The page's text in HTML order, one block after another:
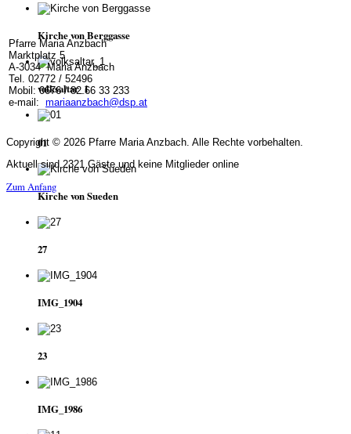
Kirche von Berggasse
volksaltar_1
01
Kirche von Sueden
27
IMG_1904
23
IMG_1986
Pfarre Maria Anzbach
Marktplatz 5
A-3034 Maria Anzbach
Tel. 02772 / 52496
Mobil: 0676 / 82 66 33 233
e-mail: mariaanzbach@dsp.at
Copyright © 2026 Pfarre Maria Anzbach. Alle Rechte vorbehalten.
Aktuell sind 2321 Gäste und keine Mitglieder online
Zum Anfang